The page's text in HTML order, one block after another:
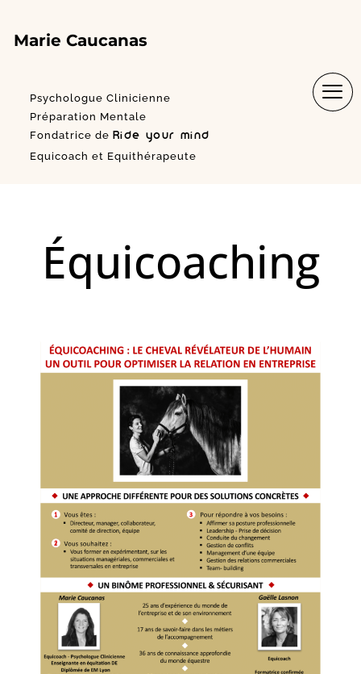
Marie Caucanas
Psychologue Clinicienne
Préparation Mentale
Fondatrice de Ride your mind
Equicoach et Equithérapeute
Équicoaching